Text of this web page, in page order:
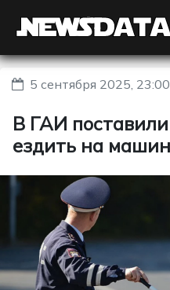
5 сентября 2025, 23:00
В ГАИ
ездить на